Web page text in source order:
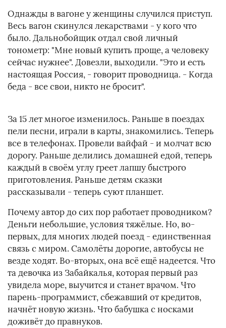
Однажды в вагоне у женщины случился приступ.
Весь вагон скинулся лекарствами - у кого что
было. Дальнобойщик отдал свой личный
тонометр: "Мне новый купить проще, а человеку
сейчас нужнее". Довезли, выходили. "Это и есть
настоящая Россия, - говорит проводница. - Когда
беда - все свои, никто не бросит".
За 15 лет многое изменилось. Раньше в поездах
пели песни, играли в карты, знакомились. Теперь
все в телефонах. Провели вайфай - и молчат всю
дорогу. Раньше делились домашней едой, теперь
каждый в своём углу греет лапшу быстрого
приготовления. Раньше детям сказки
рассказывали - теперь суют планшет.
Почему автор до сих пор работает проводником?
Деньги небольшие, условия тяжёлые. Но, во-
первых, для многих людей поезд - единственная
связь с миром. Самолёты дорогие, автобусы не
везде ходят. Во-вторых, она всё ещё надеется. Что
та девочка из Забайкалья, которая первый раз
увидела море, выучится и станет врачом. Что
парень-программист, сбежавший от кредитов,
начнёт новую жизнь. Что бабушка с носками
доживёт до правнуков.